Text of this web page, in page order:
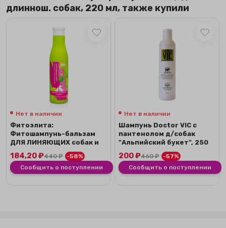
длиннош. собак, 220 мл, также купили
Нет в наличии
Фитоэлита:
Фитошампунь-бальзам
ДЛЯ ЛИНЯЮЩИХ собак и
184,20₽440₽
-58%
Сообщить о поступлении
Нет в наличии
Шампунь Doctor VIC с
пантенолом д/собак
"Альпийский букет", 250
200₽460₽
-57%
Сообщить о поступлении